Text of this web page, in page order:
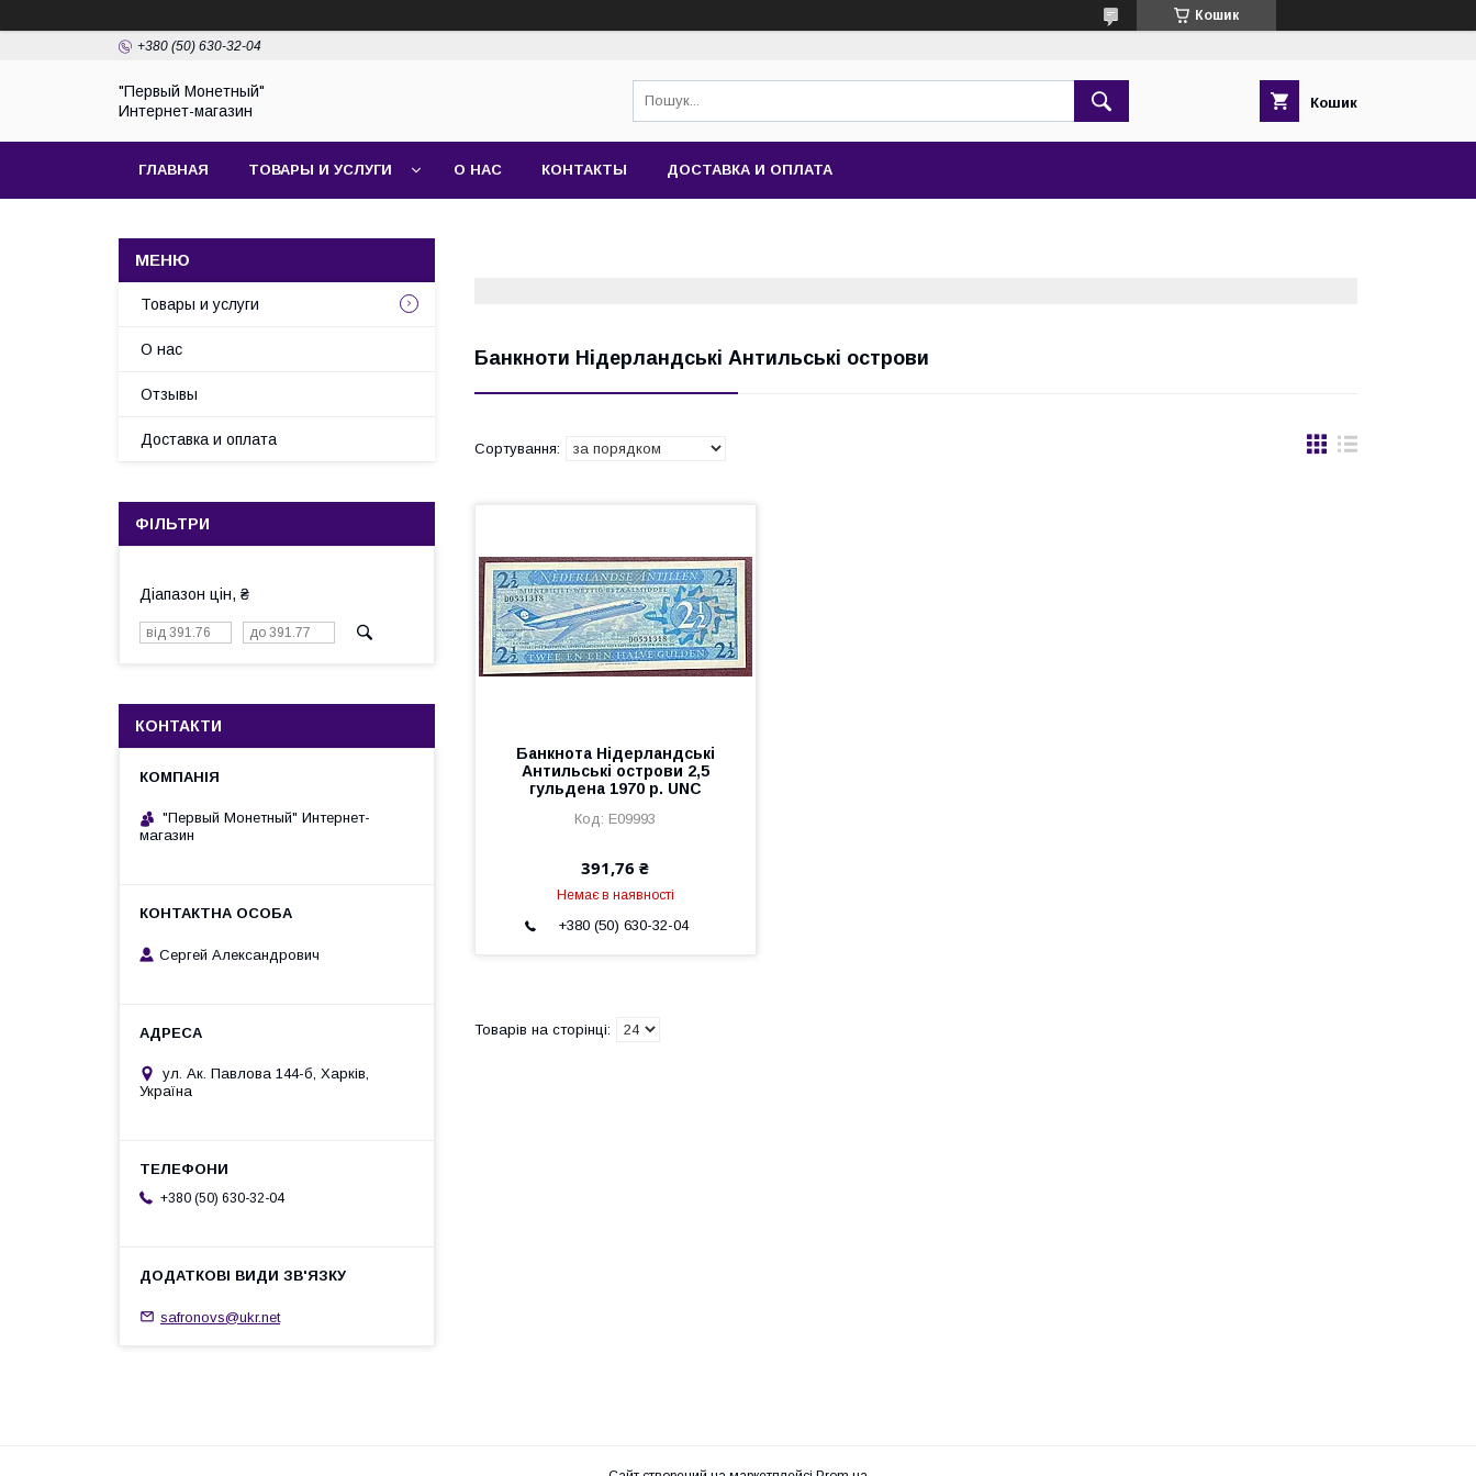
Кошик
+380 (50) 630-32-04
"Первый Монетный"
Интернет-магазин
Кошик
ГЛАВНАЯ ТОВАРЫ И УСЛУГИ О НАС КОНТАКТЫ ДОСТАВКА И ОПЛАТА
Банкноти Нідерландські Антильські острови
Банкнота Нідерландські
Антильські острови 2,5
гульдена 1970 р. UNC
Е09993
391,76 ₴
Немає в наявності
+380 (50) 630-32-04
Товары и услуги
О нас
Отзывы
Доставка и оплата
ФІЛЬТРИ
Діапазон цін, ₴
КОНТАКТИ
"Первый Монетный" Интернет-
магазин
Сергей Александрович
ул. Ак. Павлова 144-б, Харків,
Україна
+380 (50) 630-32-04
safronovs@ukr.net